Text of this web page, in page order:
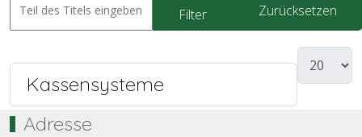
Filter Zurücksetzen
Kassensysteme
Adresse